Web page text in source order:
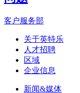
客户服务部
关于英特乐
人才招聘
区域
企业信息
新闻&媒体